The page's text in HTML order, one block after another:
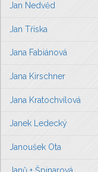
Jan Nedvěd
Jan Tříska
Jana Fabiánová
Jana Kirschner
Jana Kratochvílová
Janek Ledecký
Janoušek Ota